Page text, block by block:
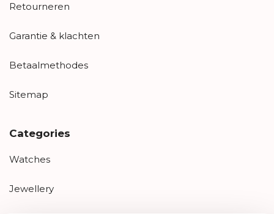
Retourneren
Garantie & klachten
Betaalmethodes
Sitemap
Categories
Watches
Jewellery